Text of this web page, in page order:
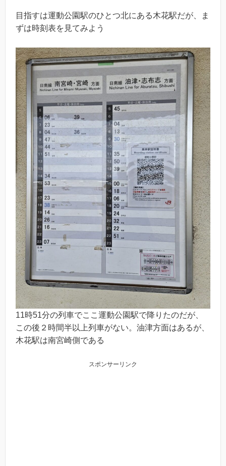
目指すは運動公園駅のひとつ北にある木花駅だが、ま
ずは時刻表を見てみよう
11時51分の列車でここ運動公園駅で降りたのだが、
この後２時間半以上列車がない。油津方面はあるが、
木花駅は南宮崎側である
スポンサーリンク